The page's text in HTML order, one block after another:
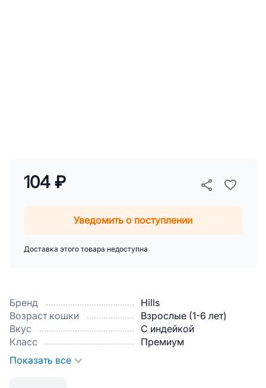
Бренд
Hills
Возраст кошки
Взрослые (1-6 лет)
Вкус
С индейкой
Класс
Премиум
Показать все
104 ₽
Уведомить о поступлении
Доставка этого товара недоступна